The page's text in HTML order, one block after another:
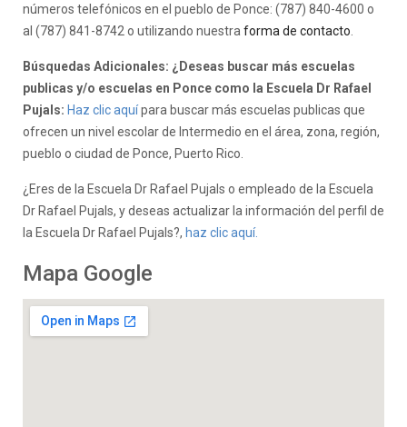
números telefónicos en el pueblo de Ponce: (787) 840-4600 o
al (787) 841-8742 o utilizando nuestra forma de contacto
Búsquedas Adicionales: ¿Deseas buscar más escuelas
publicas y/o escuelas en Ponce como la Escuela Dr Rafael
Pujals: Haz clic aquípara buscar más escuelas publicas que
ofrecen un nivel escolar de Intermedio en el área, zona, región,
pueblo o ciudad de Ponce, Puerto Rico.
¿Eres de la Escuela Dr Rafael Pujals o empleado de la Escuela
Dr Rafael Pujals, y deseas actualizar la información del perfil de
la Escuela Dr Rafael Pujals?, haz clic aquí.
Mapa Google